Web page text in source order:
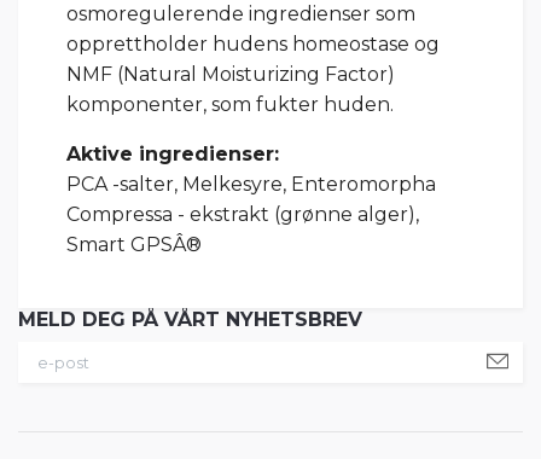
MELD DEG PÅ VÅRT NYHETSBREV
osmoregulerende ingredienser som
opprettholder hudens homeostase og
NMF (Natural Moisturizing Factor)
komponenter, som fukter huden.
Aktive ingredienser:
PCA -salter, Melkesyre, Enteromorpha
Compressa - ekstrakt (grønne alger),
Smart GPSÂ®